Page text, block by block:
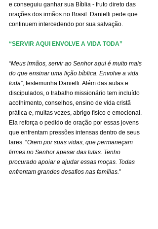
e conseguiu ganhar sua Bíblia - fruto direto das
orações dos irmãos no Brasil. Danielli pede que
continuem intercedendo por sua salvação.
“SERVIR AQUI ENVOLVE A VIDA TODA”
“Meus irmãos, servir ao Senhor aqui é muito mais
do que ensinar uma lição bíblica. Envolve a vida
toda”, testemunha Danielli. Além das aulas e
discipulados, o trabalho missionário tem incluído
acolhimento, conselhos, ensino de vida cristã
prática e, muitas vezes, abrigo físico e emocional.
Ela reforça o pedido de oração por essas jovens
que enfrentam pressões intensas dentro de seus
lares. “Orem por suas vidas, que permaneçam
firmes no Senhor apesar das lutas. Tenho
procurado apoiar e ajudar essas moças. Todas
enfrentam grandes desafios nas famílias.”